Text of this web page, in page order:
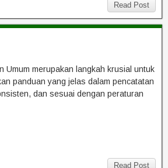
Read Post
Umum merupakan langkah krusial untuk
panduan yang jelas dalam pencatatan
dan sesuai dengan peraturan
Read Post